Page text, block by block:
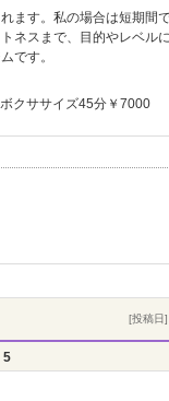
ます。私の場合は短期間
ネスまで、目的やレベルに
です。
クササイズ45分￥7000
[投稿日
5